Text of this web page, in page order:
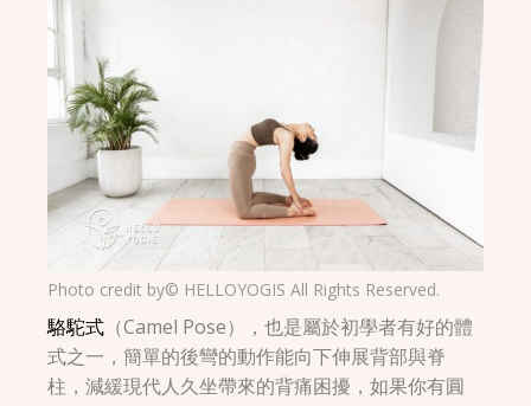
Photo credit by© HELLOYOGIS All Rights Reserved.
駱駝式 （Camel Pose），也是屬於初學者有好的體
式之一，簡單的後彎的動作能向下伸展背部與脊
柱，減緩現代人久坐帶來的背痛困擾，如果你有圓